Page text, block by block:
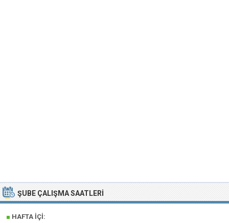
ŞUBE ÇALIŞMA SAATLERI
■ HAFTA İÇI: